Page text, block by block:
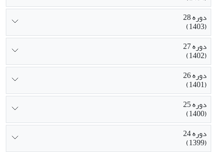
دوره 28
(1403)
دوره 27
(1402)
دوره 26
(1401)
دوره 25
(1400)
دوره 24
(1399)